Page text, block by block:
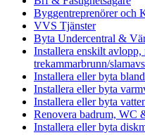
Byggentreprenörer och
VVS Tjänster
Byta Undercentral &
Installera enskilt avlopp,
trekammarbrunn/
Installera eller byta
Installera eller byta
Installera eller byta
Renovera badrum, WC
Installera eller byta